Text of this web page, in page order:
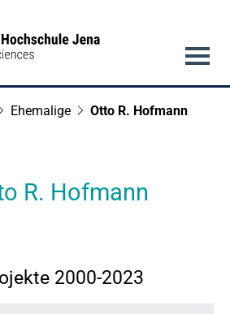
Ehemalige Otto R. Hofmann
R. Hofmann
2000-2023